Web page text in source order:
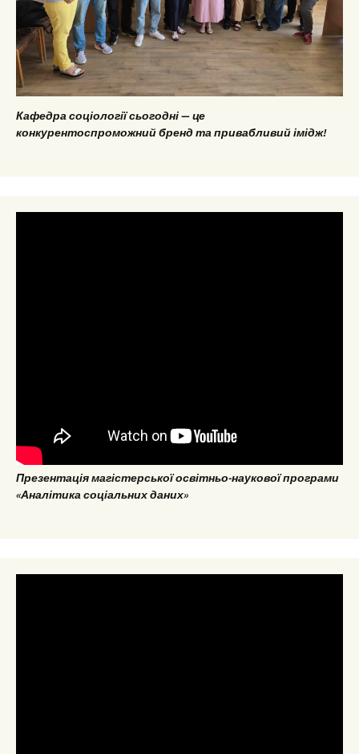
Кафедра соціології сьогодні — це
конкурентоспроможний бренд та привабливий імідж!
Презентація магістерської освітньо-наукової програми
«Аналітика соціальних даних»